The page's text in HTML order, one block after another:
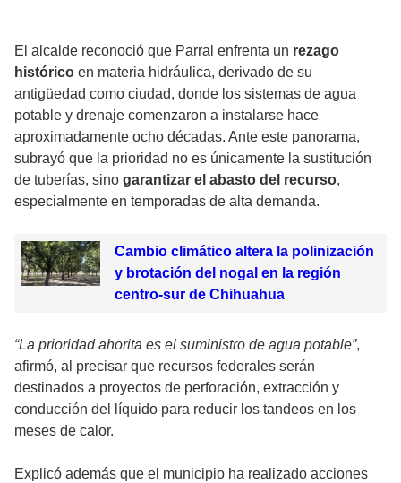
El alcalde reconoció que Parral enfrenta un rezago
histórico en materia hidráulica, derivado de su
antigüedad como ciudad, donde los sistemas de agua
potable y drenaje comenzaron a instalarse hace
aproximadamente ocho décadas. Ante este panorama,
subrayó que la prioridad no es únicamente la sustitución
de tuberías, sino garantizar el abasto del recurso,
especialmente en temporadas de alta demanda.
Cambio climático altera la polinización
y brotación del nogal en la región
centro-sur de Chihuahua
“La prioridad ahorita es el suministro de agua potable”,
afirmó, al precisar que recursos federales serán
destinados a proyectos de perforación, extracción y
conducción del líquido para reducir los tandeos en los
meses de calor.
Explicó además que el municipio ha realizado acciones